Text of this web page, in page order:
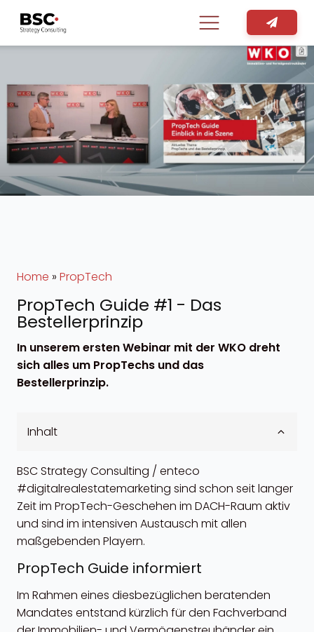
Home » PropTech
PropTech Guide #1 - Das
Bestellerprinzip
In unserem ersten Webinar mit der WKO dreht
sich alles um PropTechs und das
Bestellerprinzip.
Inhalt
BSC Strategy Consulting / enteco
#digitalrealestatemarketing sind schon seit langer
Zeit im PropTech-Geschehen im DACH-Raum aktiv
und sind im intensiven Austausch mit allen
maßgebenden Playern.
PropTech Guide informiert
Im Rahmen eines diesbezüglichen beratenden
Mandates entstand kürzlich für den Fachverband